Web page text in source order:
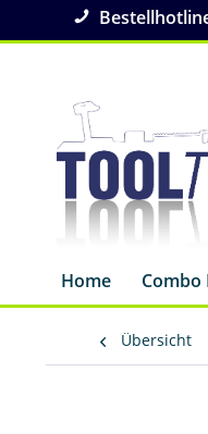
Home Combo
Übersicht